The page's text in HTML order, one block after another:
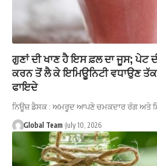
ਗੁਣਾਂ ਦੀ ਖਾਣ ਹੈ ਇਸ ਫ਼ਲ ਦਾ ਜੂਸ;
ਕਰਨ ਤੋਂ ਲੈ ਕੇ ਇਮਿਊਨਿਟੀ ਵਧਾਉਣ
ਫਾਇਦੇ
ਨਿਊਜ਼ ਡੈਸਕ : ਅਮਰੂਦ ਆਪਣੇ ਚਮਕਦਾਰ ਰੰਗ ਅਤੇ
Global Team July 10, 2026